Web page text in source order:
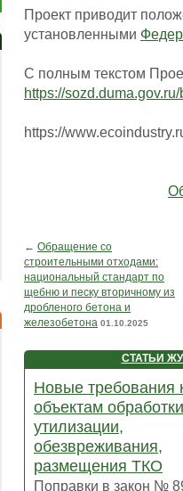
Проект приводит
установленными
С полным текстом
https://
https://
← Обращение со
строительными отходами:
национальный стандарт по
щебню и песку вторичному из
дробленого бетона и
железобетона 01.10.2025
СТАТЬИ
Новые требования
объектам
утилизации,
обезвреживания,
размещения ТКО
Поправки в закон №